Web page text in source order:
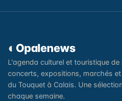
◐ Opalenews
L'agenda culturel et touristique de
concerts, expositions, marchés
du Touquet à Calais. Une
chaque semaine.